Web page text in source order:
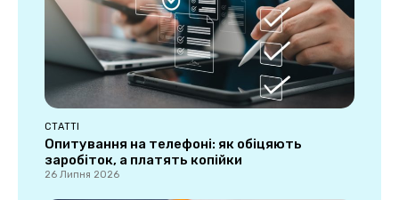
СТАТТІ
Опитування на телефоні: як обіцяють
заробіток, а платять копійки
26 Липня 2026